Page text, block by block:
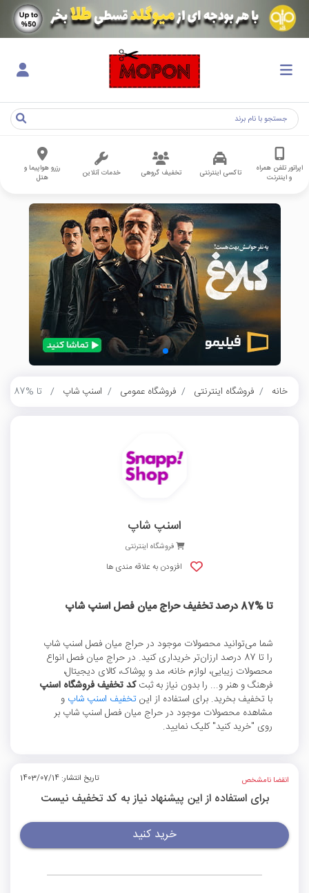
اپراتور تلفن همراه
و اینترنت
تاکسی اینترنتی تخفیف گروهی خدمات آنلاین
رزرو هواپیما و
هتل
خانه فروشگاه اینترنتی فروشگاه عمومی اسنپ شاپ تا %87 درصد تخفیف حراج میان فصل اسنپ شاپ
اسنپ شاپ
فروشگاه اینترنتی
افزودن به علاقه مندی ها
تا %87 درصد تخفیف حراج میان فصل اسنپ شاپ
شما می‌توانید محصولات موجود در حراج میان فصل اسنپ شاپ
را تا 87 درصد ارزان‌تر خریداری کنید. در حراج میان فصل انواع
محصولات زیبایی، لوازم خانه، مد و پوشاک، کالای دیجیتال،
فرهنگ و هنر و... را بدون نیاز به ثبتکد تخفیف فروشگاه اسنپ
با تخفیف بخرید. برای استفاده از اینتخفیف اسنپ شاپ و
مشاهده محصولات موجود در حراج میان فصل اسنپ شاپ بر
روی "خرید کنید" کلیک نمایید.
انقضا نامشخص تاریخ انتشار: 1403/07/14
برای استفاده از این پیشنهاد نیاز به کد تخفیف نیست
خرید کنید